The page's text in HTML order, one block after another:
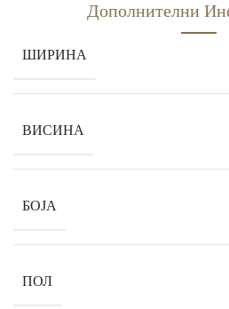
Дополнителни
ШИРИНА
ВИСИНА
БОЈА
ПОЛ